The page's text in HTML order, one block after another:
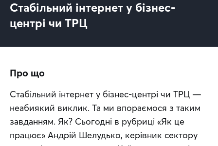
Стабільний інтернет у бізнес-
центрі чи ТРЦ
Про що
Стабільний інтернет у бізнес-центрі чи ТРЦ —
неабиякий виклик. Та ми впораємося з таким
завданням. Як? Сьогодні в рубриці «Як це
працює» Андрій Шелудько, керівник сектору